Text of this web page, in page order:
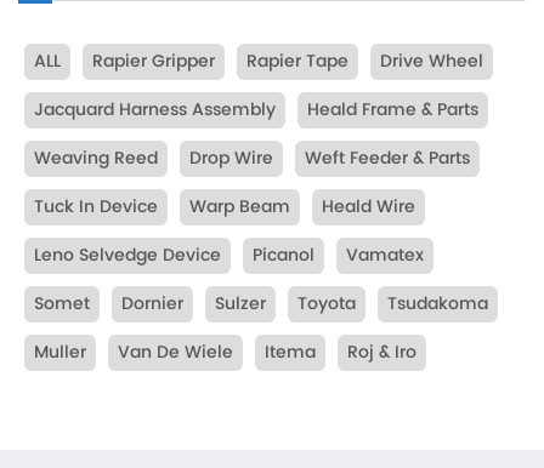
ALL Rapier Gripper Rapier Tape
Drive Wheel
Jacquard Harness Assembly
Heald Frame & Parts
Weaving Reed
Drop Wire
Weft Feeder & Parts
Tuck In Device
Warp Beam
Heald Wire
Leno Selvedge Device
Picanol
Vamatex
Somet
Dornier Sulzer Toyota
Tsudakoma
Muller
Van De Wiele Itema Roj & Iro